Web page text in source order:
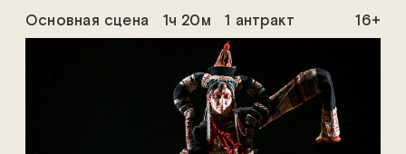
Основная сцена 1ч 20м 1 антракт 16+